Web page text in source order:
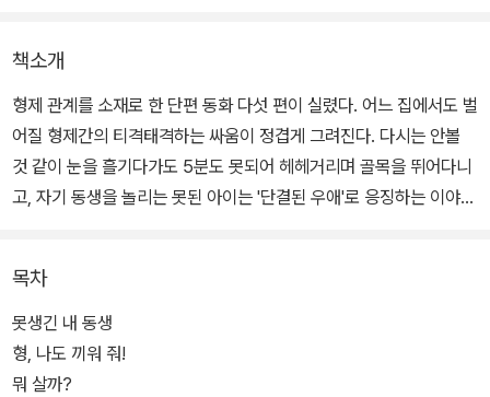
책소개
형제 관계를 소재로 한 단편 동화 다섯 편이 실렸다. 어느 집에서도 벌
어질 형제간의 티격태격하는 싸움이 정겹게 그려진다. 다시는 안볼
것 같이 눈을 흘기다가도 5분도 못되어 헤헤거리며 골목을 뛰어다니
고, 자기 동생을 놀리는 못된 아이는 '단결된 우애'로 응징하는 이야기
부모님의 사랑을 독차지하는 남동생 남규를 어디에 버릴지 모의하는
두 누나의 이야기인 '못생긴 내 동생', 쌍둥이 형제의 묘한 경쟁 심리
를 다룬 '따라 하지 마', 다리를 다친 동생을 위해 고추잠자리를 방으
로 몰아오는 형의 고운 마음을 그린 '형, 나도 끼워줘' 등 성장의 과정
목차
못생긴 내 동생
형, 나도 끼워 줘!
뭐 살까?